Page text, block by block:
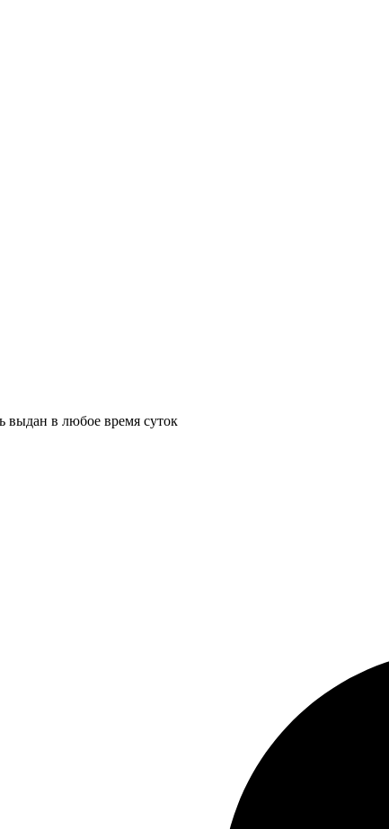
выдан в любое время суток